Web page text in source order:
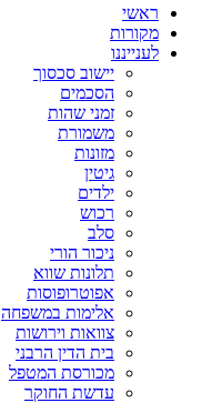
ראשי
מקורות
לענייננו
יישוב סכסוך
הסכמים
זמני שהות
משמורת
מזונות
גיטין
ילדים
רכוש
סלב
ניכור הורי
תלונות שווא
אפוטרופוסות
אלימות במשפחה
צוואות וירושות
בית הדין הרבני
מכורסת המטפל
עדשת החוקר